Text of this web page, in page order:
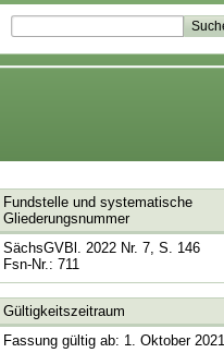
Fundstelle und systematische
Gliederungsnummer
SächsGVBl. 2022 Nr. 7, S. 146
Fsn-Nr.: 711
Gültigkeitszeitraum
Fassung gültig ab: 1. Oktober 2021